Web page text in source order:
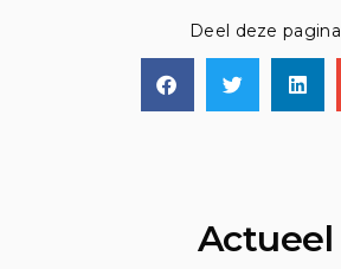
Deel deze pagina
Actueel